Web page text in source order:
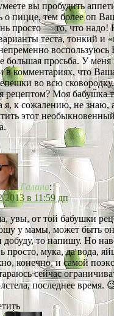
вы пробудить
о пицце, тем более оп
просто — то, что надо!
теста, тонкий и
большая просьба. У
в комментариях, что
во всю
рецептом? Моя бабушка
я, к сожалению, не знаю,
этот
Галина:
2013 в 11:59 дп
увы, от той бабушки
у мамы, может быть
добуду, то напишу. Но
просто, мука, да вода,
конечно, и самой
сейчас
последнее время.